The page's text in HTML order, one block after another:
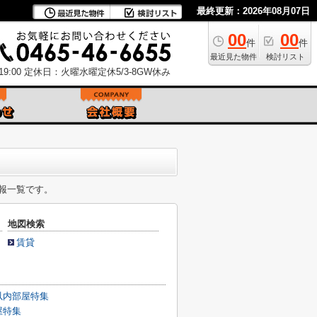
最終更新：2026年08月07日
00件
最近見た物件
00件
検討リスト
定休日：火曜水曜定休5/3-8GW休み
覧です。
地図検索
賃貸
内部屋特集
特集